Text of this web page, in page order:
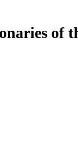
of